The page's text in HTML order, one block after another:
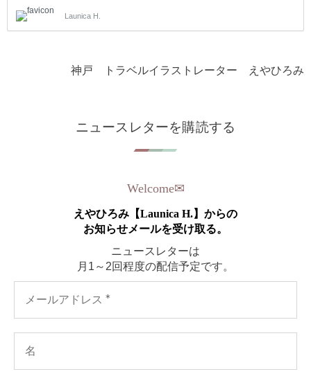
身、乳がんの経験や子育て、仕事、人間関係の中で、
不安や迷いを抱えながら過ごしてきました。 そんな時
ためのものではありません。 カードを通して今の自分
Launica H.
神戸 トラベルイラストレーター えやひろみ
ニュースレターを購読する
Welcome✉︎
えやひろみ【Launica H.】からの
お知らせメールを受け取る。
ニュースレターは
月1～2回程度の配信予定です。